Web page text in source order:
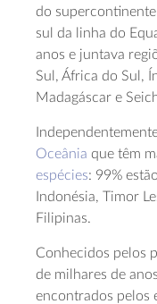
do supercontinente
sul da linha do
anos e juntava
Sul, África do Sul,
Madagáscar e
Oceânia que têm
espécies: 99%
Indonésia, Timor
Filipinas.
Conhecidos pelos
de milhares de
encontrados pelos